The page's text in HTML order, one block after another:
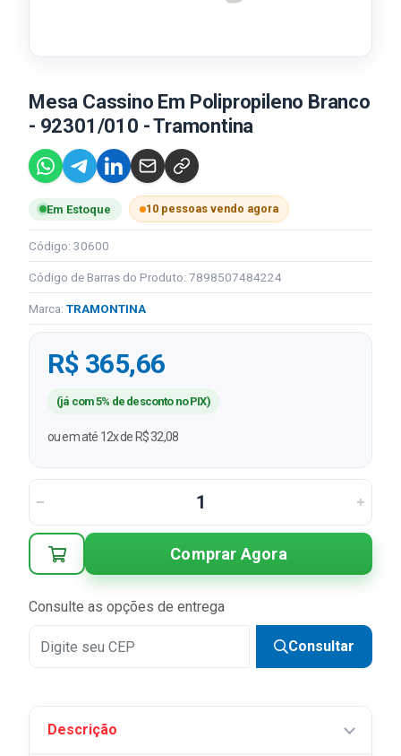
Mesa Cassino Em Polipropileno Branco
- 92301/010 - Tramontina
Em Estoque 10 pessoas vendo agora
Código: 30600
Código de Barras do Produto: 7898507484224
Marca: TRAMONTINA
R$ 365,66
(já com 5% de desconto no PIX)
ou em até 12x de R$ 32,08
Comprar Agora
Consulte as opções de entrega
Consultar
Descrição